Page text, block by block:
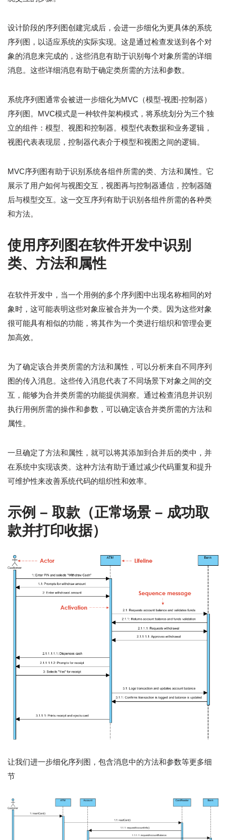
设计阶段的序列图创建完成后，会进一步细化为更具体的系统
序列图，以适应系统的实际实现。这是通过检查发送到各个对
象的消息来完成的，这些消息有助于识别每个对象所需的详细
消息。这些详细消息有助于确定类所需的方法和参数。
系统序列图通常会被进一步细化为MVC（模型-视图-控制器）
序列图。MVC模式是一种软件架构模式，将系统划分为三个独
立的组件：模型、视图和控制器。模型代表数据和业务逻辑，
视图代表表现层，控制器代表介于模型和视图之间的逻辑。
MVC序列图有助于识别系统各组件所需的类、方法和属性。它
展示了用户如何与视图交互，视图再与控制器通信，控制器随
后与模型交互。这一交互序列有助于识别各组件所需的各种类
和方法。
使用序列图在软件开发中识别
类、方法和属性
在软件开发中，当一个用例的多个序列图中出现名称相同的对
象时，这可能表明这些对象应被合并为一个类。因为这些对象
很可能具有相似的功能，将其作为一个类进行组织和管理会更
加高效。
为了确定该合并类所需的方法和属性，可以分析来自不同序列
图的传入消息。这些传入消息代表了不同场景下对象之间的交
互，能够为合并类所需的功能提供洞察。通过检查消息并识别
执行用例所需的操作和参数，可以确定该合并类所需的方法和
属性。
一旦确定了方法和属性，就可以将其添加到合并后的类中，并
在系统中实现该类。这种方法有助于通过减少代码重复和提升
可维护性来改善系统代码的组织性和效率。
示例 – 取款（正常场景 – 成功取
款并打印收据）
让我们进一步细化序列图，包含消息中的方法和参数等更多细
节